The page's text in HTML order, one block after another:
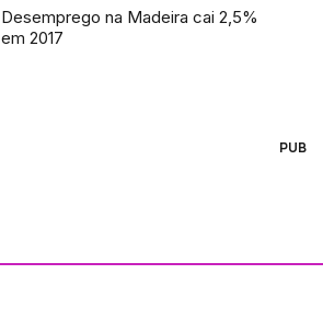
Desemprego na Madeira cai 2,5%
em 2017
PUB